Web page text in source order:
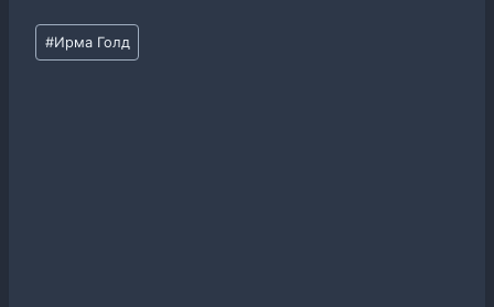
Метки
записи:
#Ирма Голд